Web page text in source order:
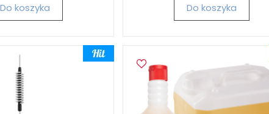
Do koszyka Do koszyka